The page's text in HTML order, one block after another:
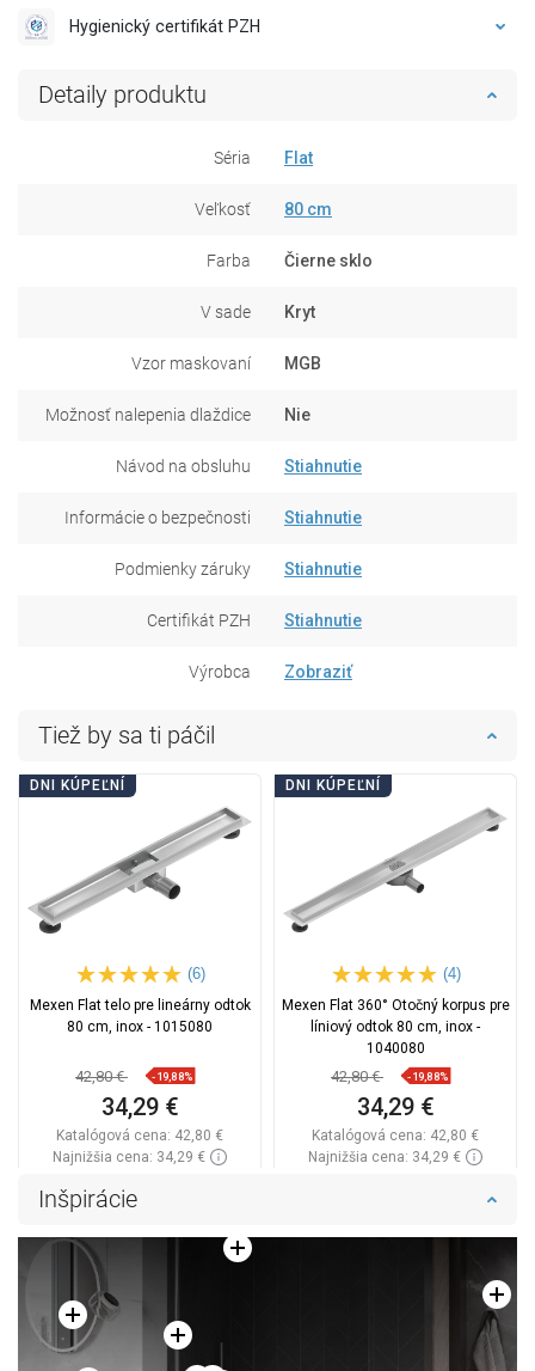
Hygienický certifikát PZH
Detaily produktu
Séria Flat
Veľkosť 80 cm
Farba Čierne sklo
V sade Kryt
Vzor maskovaní MGB
Možnosť nalepenia dlaždice Nie
Návod na obsluhu Stiahnutie
Informácie o bezpečnosti Stiahnutie
Podmienky záruky Stiahnutie
Certifikát PZH Stiahnutie
Výrobca Zobraziť
Tiež by sa ti páčil
DNI KÚPEĽNÍ
(6)
Mexen Flat telo pre lineárny odtok
80 cm, inox - 1015080
42,80 € -19,88%
34,29 €
Katalógová cena: 42,80 €
Najnižšia cena: 34,29 €
Porovnaj
DNI KÚPEĽNÍ
(4)
Mexen Flat 360° Otočný korpus pre
líniový odtok 80 cm, inox -
1040080
42,80 € -19,88%
34,29 €
Katalógová cena: 42,80 €
Najnižšia cena: 34,29 €
Inšpirácie